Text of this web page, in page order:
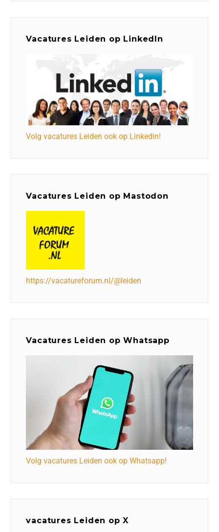
Vacatures Leiden op LinkedIn
Volg vacatures Leiden ook op Linkedin!
Vacatures Leiden op Mastodon
https://vacatureforum.nl/@leiden
Vacatures Leiden op Whatsapp
Volg vacatures Leiden ook op Whatsapp!
vacatures Leiden op X